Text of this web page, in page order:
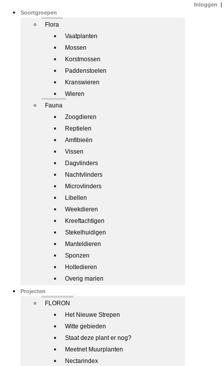
Soortgroepen
Flora
Vaatplanten
Mossen
Korstmossen
Paddenstoelen
Kranswieren
Wieren
Fauna
Zoogdieren
Reptielen
Amfibieën
Vissen
Dagvlinders
Nachtvlinders
Microvlinders
Libellen
Weekdieren
Kreeftachtigen
Stekelhuidigen
Manteldieren
Sponzen
Holtedieren
Overig marien
Projecten
FLORON
Het Nieuwe Strepen
Witte gebieden
Staat deze plant er nog?
Meetnet Muurplanten
Nectarindex
Inloggen |